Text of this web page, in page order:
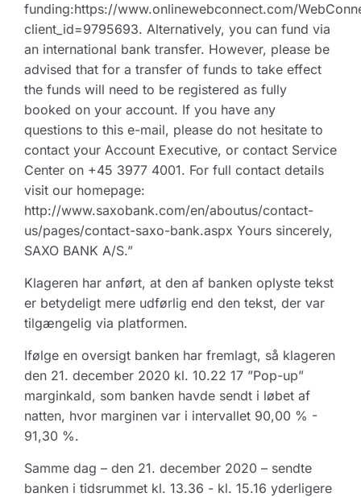
funding:https://www.onlinewebconnect.com/
client_id=9795693. Alternatively, you can fund via
an international bank transfer. However, please be
advised that for a transfer of funds to take effect
the funds will need to be registered as fully
booked on your account. If you have any
questions to this e-mail, please do not hesitate to
contact your Account Executive, or contact Service
Center on +45 3977 4001. For full contact details
visit our homepage:
http://www.saxobank.com/en/aboutus/contact-
us/pages/contact-saxo-bank.aspx Yours sincerely,
SAXO BANK A/S.”
Klageren har anført, at den af banken oplyste tekst
er betydeligt mere udførlig end den tekst, der var
tilgængelig via platformen.
Ifølge en oversigt banken har fremlagt, så klageren
den 21. december 2020 kl. 10.22 17 ”Pop-up”
marginkald, som banken havde sendt i løbet af
natten, hvor marginen var i intervallet 90,00 % -
91,30 %.
Samme dag – den 21. december 2020 – sendte
banken i tidsrummet kl. 13.36 - kl. 15.16 yderligere